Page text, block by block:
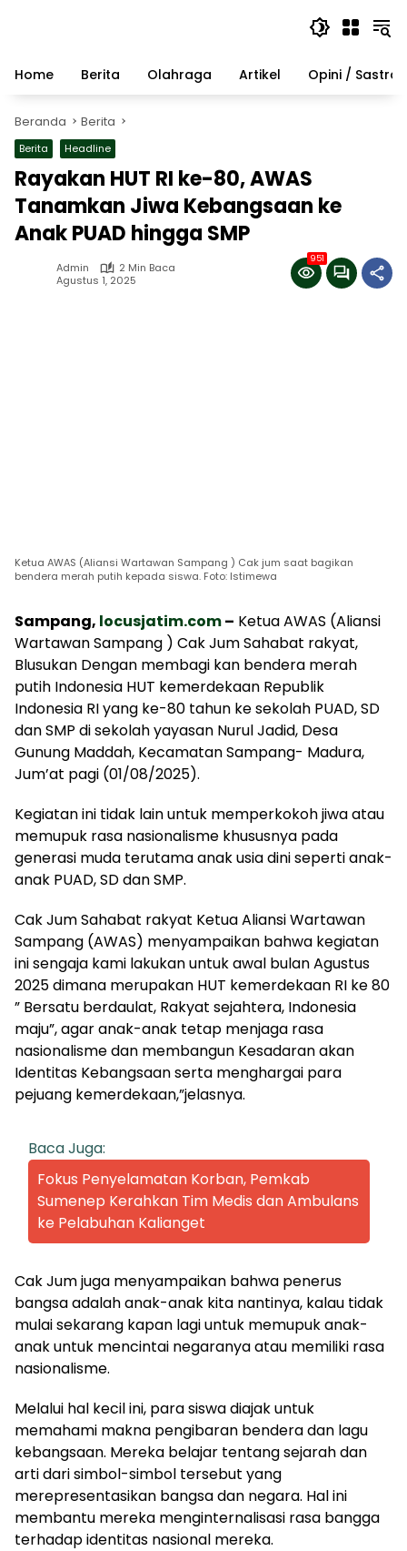
Home
Berita Olahraga Artikel Opini / Sastra
Beranda Berita
Berita Headline
Rayakan HUT RI ke-80, AWAS
Tanamkan Jiwa Kebangsaan ke
Anak PUAD hingga SMP
Admin
2 Min Baca
Agustus 1, 2025
951
Ketua AWAS (Aliansi Wartawan Sampang ) Cak jum saat bagikan
bendera merah putih kepada siswa. Foto: Istimewa
Sampang, locusjatim.com– Ketua AWAS (Aliansi
Wartawan Sampang ) Cak Jum Sahabat rakyat,
Blusukan Dengan membagi kan bendera merah
putih Indonesia HUT kemerdekaan Republik
Indonesia RI yang ke-80 tahun ke sekolah PUAD, SD
dan SMP di sekolah yayasan Nurul Jadid, Desa
Gunung Maddah, Kecamatan Sampang- Madura,
Jum’at pagi (01/08/2025).
Kegiatan ini tidak lain untuk memperkokoh jiwa atau
memupuk rasa nasionalisme khususnya pada
generasi muda terutama anak usia dini seperti anak-
anak PUAD, SD dan SMP.
Cak Jum Sahabat rakyat Ketua Aliansi Wartawan
Sampang (AWAS) menyampaikan bahwa kegiatan
ini sengaja kami lakukan untuk awal bulan Agustus
2025 dimana merupakan HUT kemerdekaan RI ke 80
” Bersatu berdaulat, Rakyat sejahtera, Indonesia
maju”, agar anak-anak tetap menjaga rasa
nasionalisme dan membangun Kesadaran akan
Identitas Kebangsaan serta menghargai para
pejuang kemerdekaan,”jelasnya.
Baca Juga:
Fokus Penyelamatan Korban, Pemkab
Sumenep Kerahkan Tim Medis dan Ambulans
ke Pelabuhan Kalianget
Cak Jum juga menyampaikan bahwa penerus
bangsa adalah anak-anak kita nantinya, kalau tidak
mulai sekarang kapan lagi untuk memupuk anak-
anak untuk mencintai negaranya atau memiliki rasa
nasionalisme.
Melalui hal kecil ini, para siswa diajak untuk
memahami makna pengibaran bendera dan lagu
kebangsaan. Mereka belajar tentang sejarah dan
arti dari simbol-simbol tersebut yang
merepresentasikan bangsa dan negara. Hal ini
membantu mereka menginternalisasi rasa bangga
terhadap identitas nasional mereka.